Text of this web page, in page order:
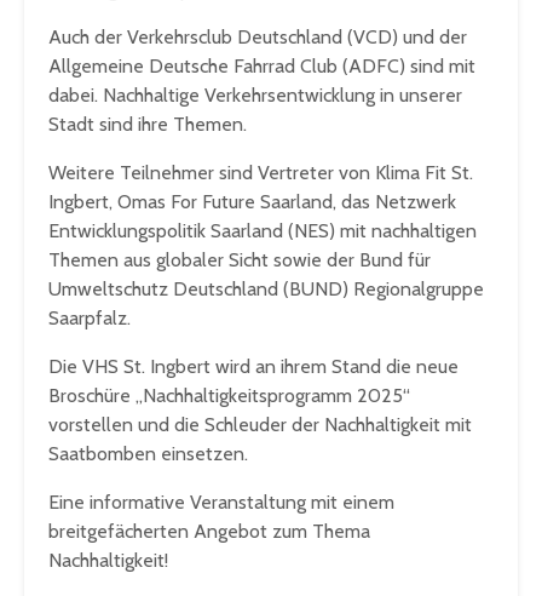
Auch der Verkehrsclub Deutschland (VCD) und der
Allgemeine Deutsche Fahrrad Club (ADFC) sind mit
dabei. Nachhaltige Verkehrsentwicklung in unserer
Stadt sind ihre Themen.
Weitere Teilnehmer sind Vertreter von Klima Fit St.
Ingbert, Omas For Future Saarland, das Netzwerk
Entwicklungspolitik Saarland (NES) mit nachhaltigen
Themen aus globaler Sicht sowie der Bund für
Umweltschutz Deutschland (BUND) Regionalgruppe
Saarpfalz.
Die VHS St. Ingbert wird an ihrem Stand die neue
Broschüre „Nachhaltigkeitsprogramm 2025“
vorstellen und die Schleuder der Nachhaltigkeit mit
Saatbomben einsetzen.
Eine informative Veranstaltung mit einem
breitgefächerten Angebot zum Thema
Nachhaltigkeit!